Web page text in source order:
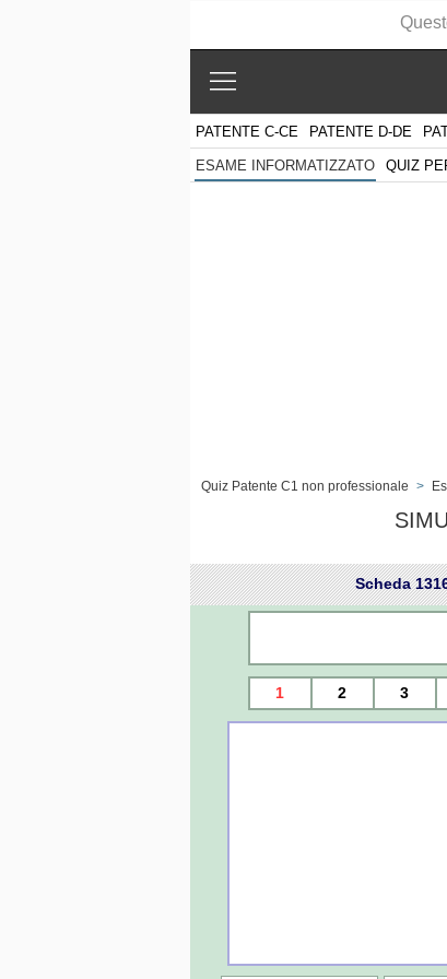
PATENTE C-CE PATENTE D-DE
ESAME INFORMATIZZATO QUIZ
Quiz Patente C1 non professionale >
Scheda
1 2 3